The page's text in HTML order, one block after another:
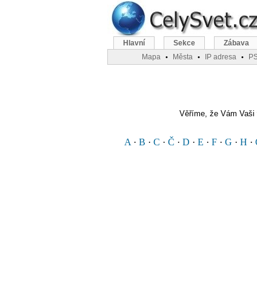
Věříme, že Vám
A · B · C · Č · D · E · F · G · H ·
Hlavní Sekce Zábava
Mapa
• Města • IP adresa •